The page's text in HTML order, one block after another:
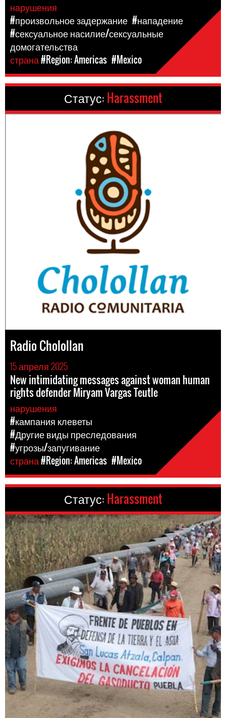
нарушения
#произвольное задержание #нападение
#сексуальное насилие/сексуальные
домогательства
страна#Region: Americas #Mexico
Статус: Harassment
Radio Cholollan
15 апреля 2025
New intimidating messages against woman human
rights defender Miryam Vargas Teutle
нарушения
#кампания клеветы
#Другие виды преследования
#угрозы/запугивание
страна#Region: Americas #Mexico
Статус: Harassment